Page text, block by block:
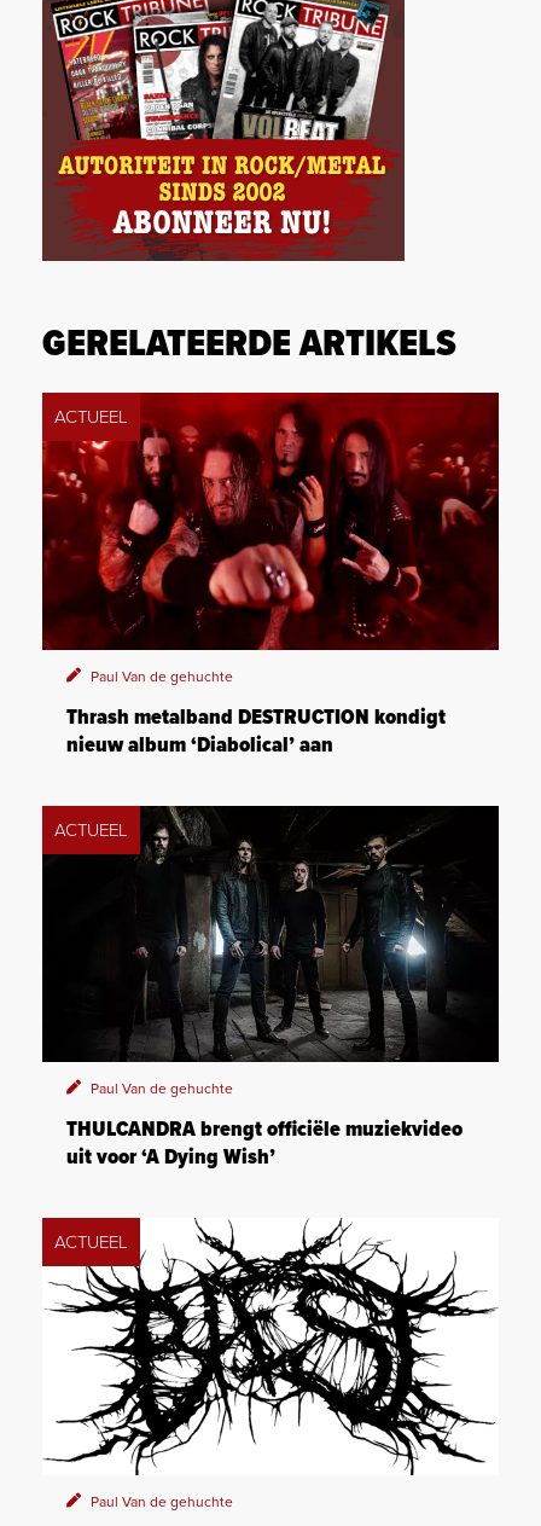
GERELATEERDE ARTIKELS
ACTUEEL
Paul Van de gehuchte
Thrash metalband DESTRUCTION kondigt
nieuw album ‘Diabolical’ aan
ACTUEEL
Paul Van de gehuchte
THULCANDRA brengt officiële muziekvideo
uit voor ‘A Dying Wish’
ACTUEEL
Paul Van de gehuchte